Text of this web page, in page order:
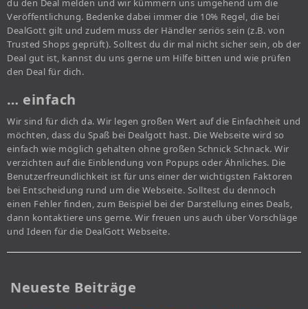
du den Deal melden und wir kümmern uns umgehend um die
Veröffentlichung. Bedenke dabei immer die 10% Regel, die bei
DealGott gilt und zudem muss der Händler seriös sein (z.B. von
Trusted Shops geprüft). Solltest du dir mal nicht sicher sein, ob der
Deal gut ist, kannst du uns gerne um Hilfe bitten und wie prüfen
den Deal für dich.
… einfach
Wir sind für dich da. Wir legen großen Wert auf die Einfachheit und
möchten, dass du Spaß bei Dealgott hast. Die Webseite wird so
einfach wie möglich gehalten ohne großen Schnick Schnack. Wir
verzichten auf die Einblendung von Popups oder Ähnliches. Die
Benutzerfreundlichkeit ist für uns einer der wichtigsten Faktoren
bei Entscheidung rund um die Webseite. Solltest du dennoch
einen Fehler finden, zum Beispiel bei der Darstellung eines Deals,
dann kontaktiere uns gerne. Wir freuen uns auch über Vorschläge
und Ideen für die DealGott Webseite.
Neueste Beiträge